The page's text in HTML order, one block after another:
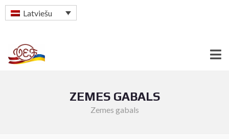
Latviešu
ZEMES GABALS
Zemes gabals